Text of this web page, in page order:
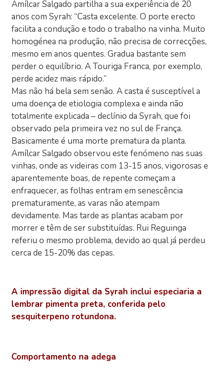
Amílcar Salgado partilha a sua experiência de 20
anos com Syrah: “Casta excelente. O porte erecto
facilita a condução e todo o trabalho na vinha. Muito
homogénea na produção, não precisa de correcções,
mesmo em anos quentes. Gradua bastante sem
perder o equilíbrio. A Touriga Franca, por exemplo,
perde acidez mais rápido.”
Mas não há bela sem senão. A casta é susceptível a
uma doença de etiologia complexa e ainda não
totalmente explicada – declínio da Syrah, que foi
observado pela primeira vez no sul de França.
Basicamente é uma morte prematura da planta.
Amílcar Salgado observou este fenómeno nas suas
vinhas, onde as videiras com 13-15 anos, vigorosas e
aparentemente boas, de repente começam a
enfraquecer, as folhas entram em senescência
prematuramente, as varas não atempam
devidamente. Mas tarde as plantas acabam por
morrer e têm de ser substituídas. Rui Reguinga
referiu o mesmo problema, devido ao qual já perdeu
cerca de 15-20% das cepas.
A impressão digital da Syrah inclui especiaria a
lembrar pimenta preta, conferida pelo
sesquiterpeno rotundona.
Comportamento na adega